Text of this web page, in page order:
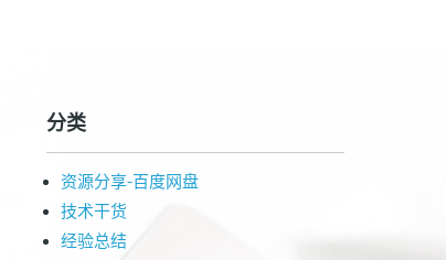
分类
资源分享-百度网盘
技术干货
经验总结